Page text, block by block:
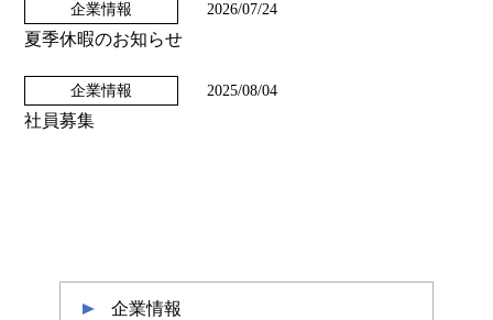
企業情報 2026/07/24
夏季休暇のお知らせ
企業情報 2025/08/04
社員募集
企業情報